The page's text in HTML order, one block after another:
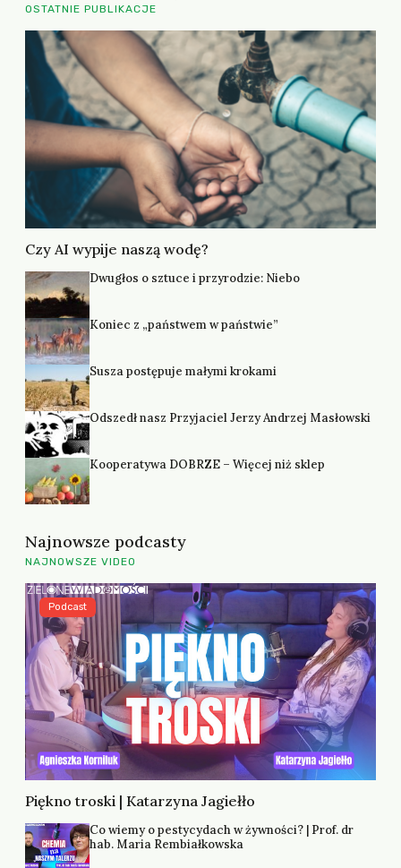
OSTATNIE PUBLIKACJE
Czy AI wypije naszą wodę?
Dwugłos o sztuce i przyrodzie: Niebo
Koniec z „państwem w państwie”
Susza postępuje małymi krokami
Odszedł nasz Przyjaciel Jerzy Andrzej Masłowski
Kooperatywa DOBRZE – Więcej niż sklep
Najnowsze podcasty
NAJNOWSZE VIDEO
Piękno troski | Katarzyna Jagiełło
Podcast
Co wiemy o pestycydach w żywności? | Prof. dr
hab. Maria Rembiałkowska